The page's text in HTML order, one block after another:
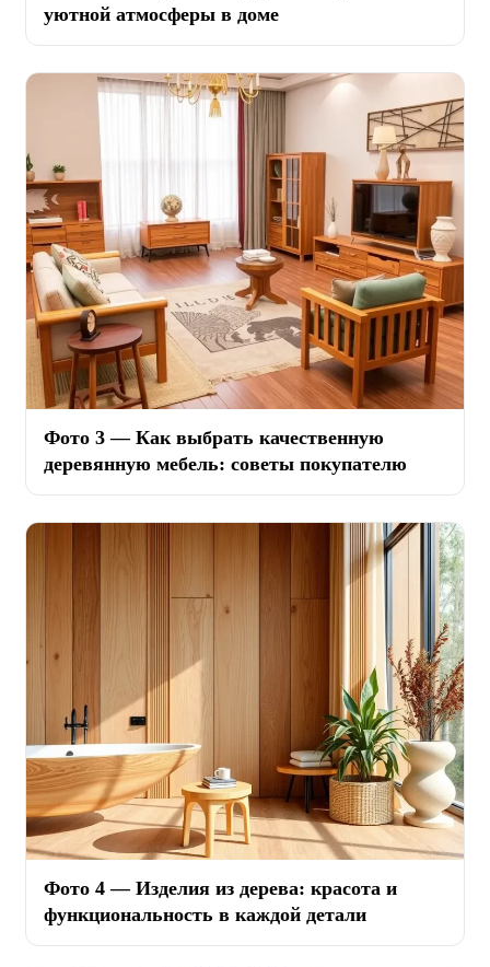
уютной атмосферы в доме
Фото 3 — Как выбрать качественную
деревянную мебель: советы покупателю
Фото 4 — Изделия из дерева: красота и
функциональность в каждой детали